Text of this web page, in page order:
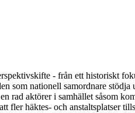
- från ett historiskt
som nationell samordnare
rad aktörer i samhället såsom
fler häktes- och anstaltsplatser